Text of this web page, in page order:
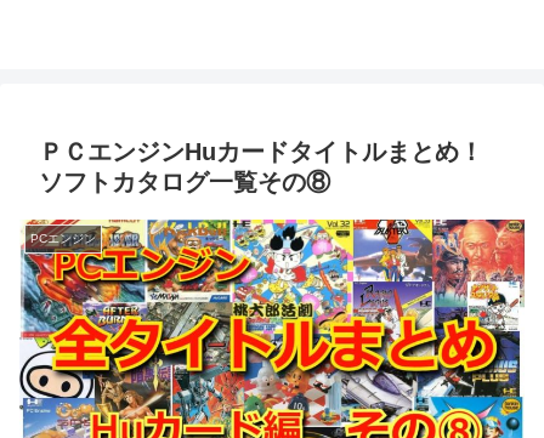
ＰＣエンジンHuカードタイトルまとめ！
ソフトカタログ一覧その⑧
PCエンジン